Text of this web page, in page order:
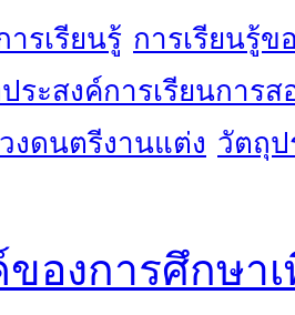
ารเรียนรู้ การเรียนรู้ข
ระสงค์การเรียนการส
วงดนตรีงานแต่ง วัตถุป
ของการศึกษา